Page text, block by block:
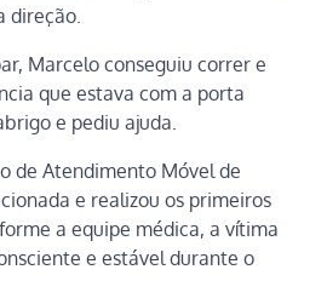
direção.
Marcelo conseguiu correr e
que estava com a porta
e pediu ajuda.
de Atendimento Móvel de
e realizou os primeiros
a equipe médica, a vítima
e estável durante o